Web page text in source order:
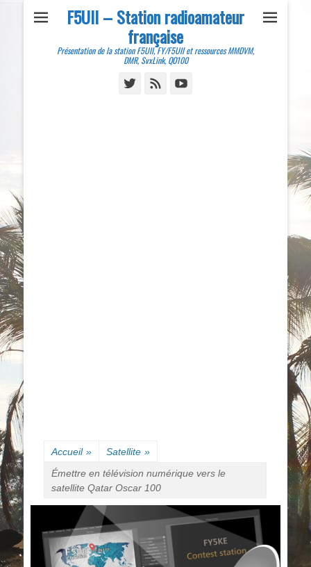
F5UII – Station radioamateur
française
Présentation de la station F5UII, FY/F5UII et ressources MMDVM,
DMR, SvxLink, QO100
TwitterFeed
Accueil » Satellite »
Émettre en télévision numérique vers le
satellite Qatar Oscar 100